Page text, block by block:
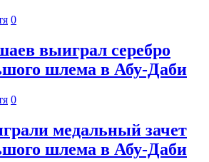
0
выиграл серебро
шлема в Абу-Даби
0
медальный зачет
шлема в Абу-Даби